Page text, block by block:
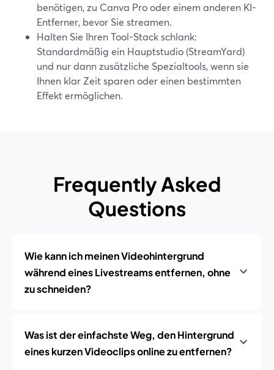
benötigen, zu Canva Pro oder einem anderen KI-
Entferner, bevor Sie streamen.
Halten Sie Ihren Tool-Stack schlank:
Standardmäßig ein Hauptstudio (StreamYard)
und nur dann zusätzliche Spezialtools, wenn sie
Ihnen klar Zeit sparen oder einen bestimmten
Effekt ermöglichen.
Frequently Asked
Questions
Wie kann ich meinen Videohintergrund
während eines Livestreams entfernen, ohne
zu schneiden?
Was ist der einfachste Weg, den Hintergrund
eines kurzen Videoclips online zu entfernen?